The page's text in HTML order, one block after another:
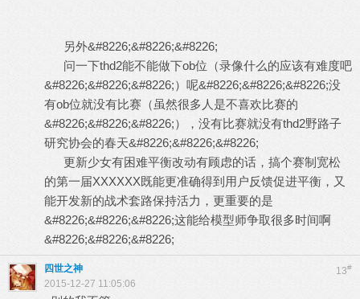
另外&#8226;&#8226;&#8226;
问一下thd2能不能做下ob位（录像什么的应该有难度吧
&#8226;&#8226;&#8226;）呢&#8226;&#8226;&#8226;没
有ob位就没有比赛（虽然很多人是不喜欢比赛的
&#8226;&#8226;&#8226;），没有比赛就没有thd2野路子
研究协会的春天&#8226;&#8226;&#8226;
更新少女有困难平衡改动有顾虑的话，搞个赛制宽松
的第一届XXXXXX既能更准确得到用户反馈促进平衡，又
能开发新的战术套路保持活力，更重要的是
&#8226;&#8226;&#8226;这能给模型师争取很多时间啊
&#8226;&#8226;&#8226;
13#
四世之神
2015-12-27 11:05:06